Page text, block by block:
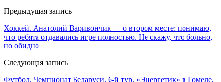
Предыдущая запись
Хоккей. Анатолий Варивончик — о втором месте: понимаю,
что ребята отдавались игре полностью. Не скажу, что больно,
но обидно
Следующая запись
Футбол. Чемпионат Беларуси. 6-й тур. «Энергетик» в Гомеле,